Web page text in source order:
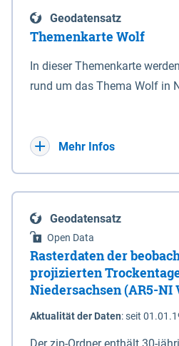
enthalten. Sperrwerke Sperrwerke sind Bauwerke
mit Sperrvorrichtungen in
Schutz eines Gebietes vor
vor Sturmfluten, zu dienen
Eigenschaft eines
die Deichbehörde durch
Geodatensatz
Themenkarte Wolf
In dieser Themenkarte
rund um das Thema Wolf in
sowie Status der
laufenden Monitoringjahr.
Mehr Infos
Geodatensatz
Open Data
Rasterdaten der
projizierten
Niedersachsen (AR5-NI
Aktualität der Daten:seit